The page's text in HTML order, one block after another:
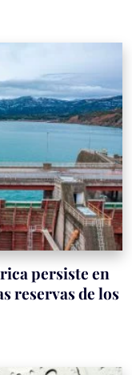
persiste en
reservas de los